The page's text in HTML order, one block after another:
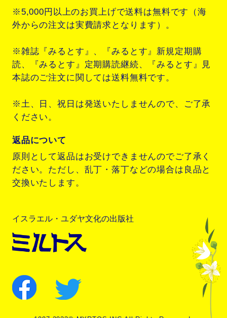
※5,000円以上のお買上げで送料は無料です（海
外からの注文は実費請求となります）。
※雑誌『みるとす』、『みるとす』新規定期購
読、『みるとす』定期購読継続、『みるとす』見
本誌のご注文に関しては送料無料です。
※土、日、祝日は発送いたしませんので、ご了承
ください。
返品について
原則として返品はお受けできませんのでご了承く
ださい。ただし、乱丁・落丁などの場合は良品と
交換いたします。
イスラエル・ユダヤ文化の出版社